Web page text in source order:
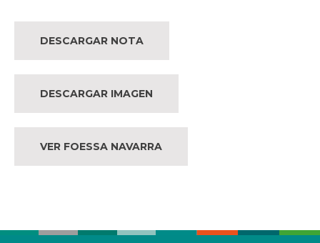
DESCARGAR NOTA
DESCARGAR IMAGEN
VER FOESSA NAVARRA